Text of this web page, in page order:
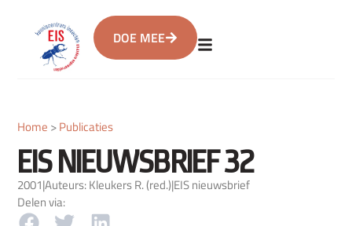
DOE MEE
Home >Publicaties
EIS NIEUWSBRIEF 32
2001|Auteurs: Kleukers R. (red.)|EIS nieuwsbrief
Delen via: